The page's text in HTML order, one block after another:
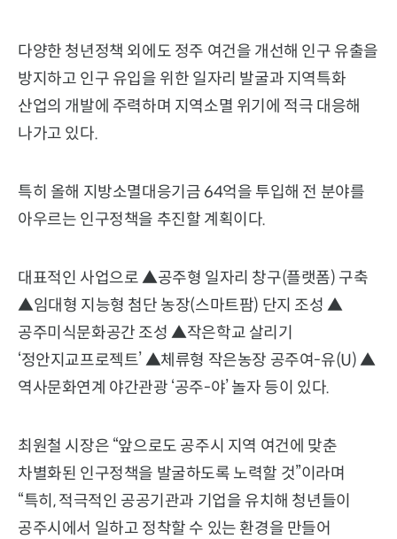
다양한 청년정책 외에도 정주 여건을 개선해 인구 유출을
방지하고 인구 유입을 위한 일자리 발굴과 지역특화
산업의 개발에 주력하며 지역소멸 위기에 적극 대응해
나가고 있다.
특히 올해 지방소멸대응기금 64억을 투입해 전 분야를
아우르는 인구정책을 추진할 계획이다.
대표적인 사업으로 ▲공주형 일자리 창구(플랫폼) 구축
▲임대형 지능형 첨단 농장(스마트팜) 단지 조성 ▲
공주미식문화공간 조성 ▲작은학교 살리기
‘정안지교프로젝트’ ▲체류형 작은농장 공주여-유(U) ▲
역사문화연계 야간관광 ‘공주-야’ 놀자 등이 있다.
최원철 시장은 “앞으로도 공주시 지역 여건에 맞춘
차별화된 인구정책을 발굴하도록 노력할 것”이라며
“특히, 적극적인 공공기관과 기업을 유치해 청년들이
공주시에서 일하고 정착할 수 있는 환경을 만들어